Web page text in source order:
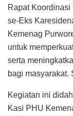
Rapat
se-Eks
Kemenag
untuk
serta
bagi masyarakat.
Kegiatan ini
Kasi PHU